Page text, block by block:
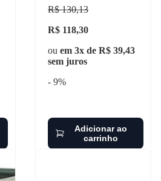
R$ 130,13
R$ 118,30
ou em 3x de R$ 39,43
sem juros
- 9%
Adicionar ao
carrinho